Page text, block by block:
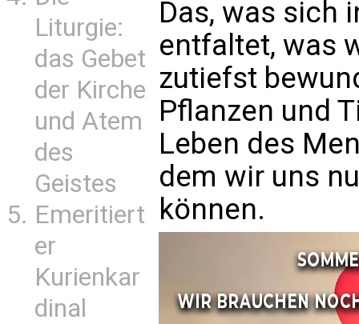
Liturgie:
das Gebet
der Kirche
und Atem
des
Geistes
Emeritiert
er
Kurienkar
dinal
Das, was sich
entfaltet, was
zutiefst
Pflanzen und
Leben des
dem wir uns
können.